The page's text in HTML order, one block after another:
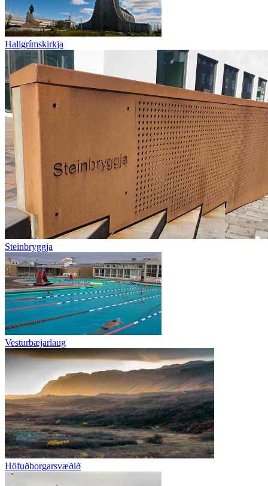
Hallgrímskirkja
Steinbryggja
Vesturbæjarlaug
Höfuðborgarsvæðið